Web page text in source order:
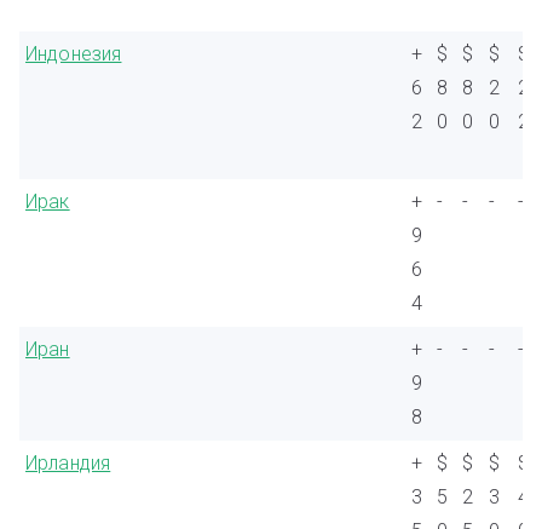
Индонезия
+
6
2
$
8
0
$
8
0
$
2
0
$
2
2
Ирак
+
9
6
4
- - - -
Иран
+
9
8
- - - -
Ирландия
+
3
$
5
$
2
$
3
$
4